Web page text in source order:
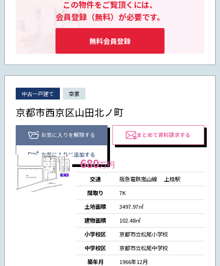
この物件をご覧頂くには、
会員登録（無料）が必要です。
無料会員登録
中古一戸建て 空家
京都市西京区山田北ノ町
お気に入りを解除する
お気に入りに追加する
まとめて資料請求する
680万円
交通 阪急電鉄嵐山線
上桂駅
間取り
7K
土地面積
3497.97㎡
建物面積
102.48㎡
小学校区
京都市立松尾小学校
中学校区
京都市立松尾中学校
築年月
1966年12月